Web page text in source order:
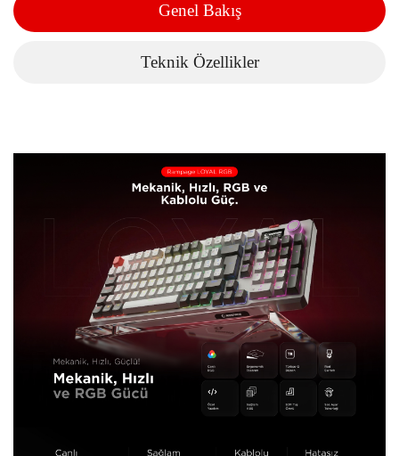
Genel Bakış
Teknik Özellikler